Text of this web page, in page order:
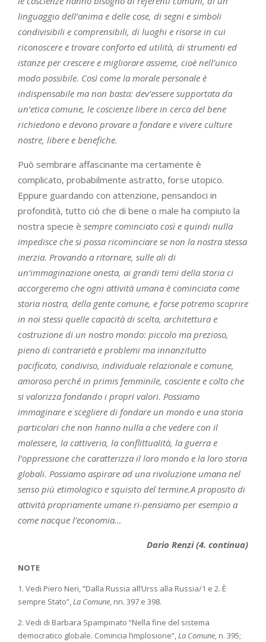
linguaggio dell’anima e delle cose, di segni e simboli
condivisibili e comprensibili, di luoghi e risorse in cui
riconoscere e trovare conforto ed utilità, di strumenti ed
istanze per crescere e migliorare assieme, cioè nell’unico
modo possibile. Così come la morale personale è
indispensabile ma non basta: dev’essere supportata da
un’etica comune, le coscienze libere in cerca del bene
richiedono e devono provare a fondare e vivere culture
nostre, libere e benefiche.
Può sembrare affascinante ma certamente è
complicato, probabilmente astratto, forse utopico.
Eppure guardando con attenzione, pensandoci in
profondità, tutto ciò che di bene o male ha compiuto la
nostra specie è sempre cominciato così e quindi nulla
impedisce che si possa ricominciare se non la nostra stessa
inerzia. Provando a ritornare, sulle ali di
un’immaginazione onesta, ai grandi temi della storia ci
accorgeremo che ogni attività umana è cominciata come
storia nostra, della gente comune, e forse potremo scoprire
in noi stessi quelle capacità di scelta, architettura e
costruzione di un nostro mondo: piccolo ma prezioso,
pieno di contrarietà e problemi ma innanzitutto
pacificato, condiviso, individuale relazionale e comune,
amoroso perché in primis femminile, cosciente e colto che
si valorizza fondando i propri valori. Possiamo
immaginare e scegliere di fondare un mondo e una storia
particolari che non hanno nulla a che vedere con il
malessere, la cattiveria, la conflittualità, la guerra e
l’oppressione che caratterizza il loro mondo e la loro storia
globali. Possiamo aspirare ad una rivoluzione umana nel
senso più etimologico e squisito del termine.A proposito di
attività propriamente umane ri-pensiamo per esempio a
come nacque l’economia…
Dario Renzi (4. continua)
NOTE
1. Vedi Piero Neri, “Dalla Russia all’Urss alla Russia/1 e 2. È
sempre Stato”,La Comune, nn. 397 e 398.
2. Vedi di Barbara Spampinato “Nella fine del sistema
democratico globale. Comincia l’implosione”,La Comune, n. 395;